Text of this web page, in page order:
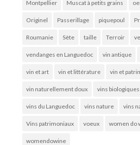
Montpellier Muscat à petits grains
Originel Passerillage piquepoul
Roumanie Sète taille Terroir
vendanges en Languedoc vin antique
vin et art vin et littérature vin et
vin naturellement doux vins biologiques
vins du Languedoc vins nature vins
Vins patrimoniaux voeux women do
womendowine